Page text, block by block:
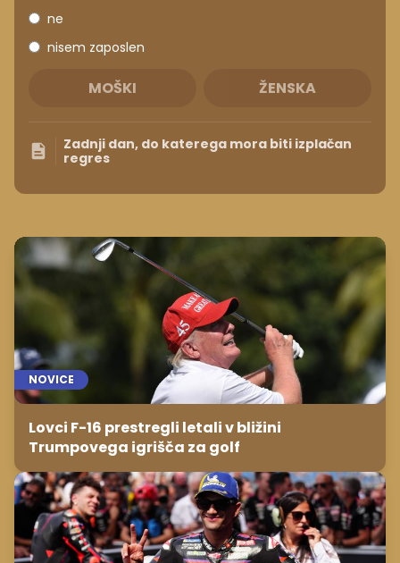
ne
nisem zaposlen
MOŠKI ŽENSKA
Zadnji dan, do katerega mora biti izplačan
regres
NOVICE
Lovci F-16 prestregli letali v bližini
Trumpovega igrišča za golf